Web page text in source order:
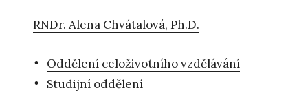
RNDr. Alena Chvátalová, Ph.D.
Oddělení celoživotního vzdělávání
Studijní oddělení